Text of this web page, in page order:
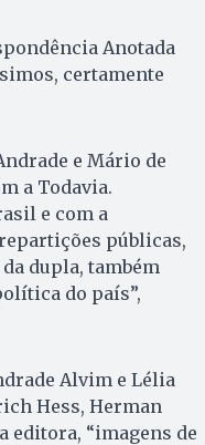
Anotada
certamente
e Mário de
a Todavia.
e com a
públicas,
dupla, também
do país”,
Alvim e Lélia
Hess, Herman
editora, “imagens de